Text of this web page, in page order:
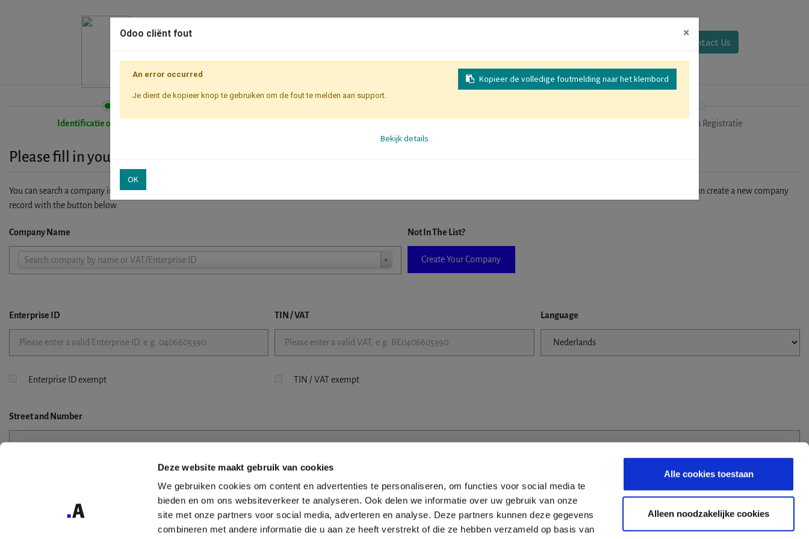
Deze website maakt gebruik van cookies
We gebruiken cookies om content en advertenties te personaliseren, om functies voor social media te
bieden en om ons websiteverkeer te analyseren. Ook delen we informatie over uw gebruik van onze
site met onze partners voor social media, adverteren en analyse. Deze partners kunnen deze gegevens
combineren met andere informatie die u aan ze heeft verstrekt of die ze hebben verzameld op basis van
Alle cookies toestaan
Alleen noodzakelijke cookies
Contact Us
Identificatie onderneming Uitchecken Registratie
Please fill in your company details
You can search a company in our database by name, VAT or enterprise ID. When a company is selected it will auto-complete the form. If you don't find your company in our database, you can create a new company
record with the button below.
Company Name
Search company by name or VAT/Enterprise ID
Company
Not In The List?
Create Your Company
Enterprise ID TIN / VAT Language
Enterprise ID exempt TIN / VAT exempt
Streetand Number
Odoo cliënt fout ×
Kopieer de volledige foutmelding naar het klembord
An error occurred
Je dient de kopieer knop te gebruiken om de fout te melden aan support.
Bekijk details
OK